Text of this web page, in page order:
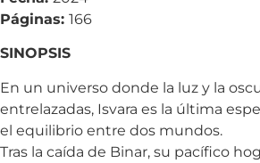
Páginas: 166
SINOPSIS
En un universo donde la luz y la
entrelazadas, Isvara es la última
el equilibrio entre dos mundos.
Tras la caída de Binar, su pacífico